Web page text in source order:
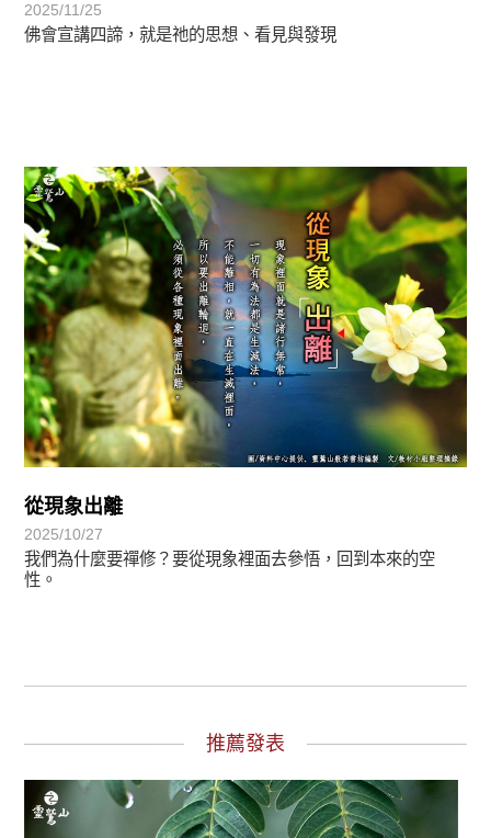
2025/11/25
佛會宣講四諦，就是祂的思想、看見與發現
從現象出離
2025/10/27
我們為什麼要禪修？要從現象裡面去參悟，回到本來的空
性。
正法眼-般若期
推薦發表